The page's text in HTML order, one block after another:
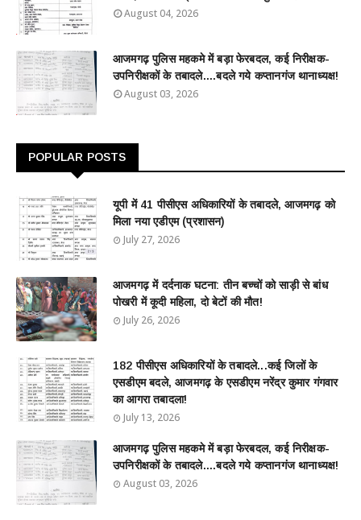
August 04, 2026
आजमगढ़ पुलिस महकमे में बड़ा फेरबदल, कई निरीक्षक-
उपनिरीक्षकों के तबादले....बदले गये कप्तानगंज थानाध्यक्ष!
August 03, 2026
POPULAR POSTS
यूपी में 41 पीसीएस अधिकारियों के तबादले, आजमगढ़ को
मिला नया एडीएम (प्रशासन)
July 27, 2026
आजमगढ़ में दर्दनाक घटना: तीन बच्चों को साड़ी से बांध
पोखरी में कूदी महिला, दो बेटों की मौत!
July 26, 2026
182 पीसीएस अधिकारियों के तबादले...कई जिलों के
एसडीएम बदले, आजमगढ़ के एसडीएम नरेंद्र कुमार गंगवार
का आगरा तबादला!
July 13, 2026
आजमगढ़ पुलिस महकमे में बड़ा फेरबदल, कई निरीक्षक-
उपनिरीक्षकों के तबादले....बदले गये कप्तानगंज थानाध्यक्ष!
August 03, 2026